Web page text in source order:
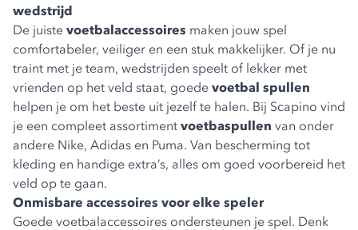
wedstrijd
De juiste voetbalaccessoires maken jouw spel
comfortabeler, veiliger en een stuk makkelijker. Of je nu
traint met je team, wedstrijden speelt of lekker met
vrienden op het veld staat, goede voetbal spullen
helpen je om het beste uit jezelf te halen. Bij Scapino vind
je een compleet assortiment voetbaspullen van onder
andere Nike, Adidas en Puma. Van bescherming tot
kleding en handige extra’s, alles om goed voorbereid het
veld op te gaan.
Onmisbare accessoires voor elke speler
Goede voetbalaccessoires ondersteunen je spel. Denk